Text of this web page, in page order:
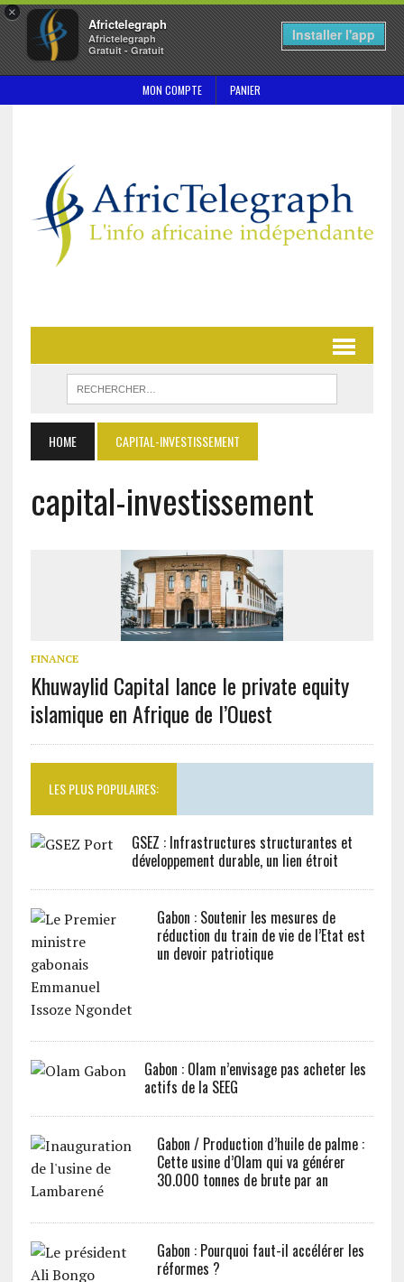
×
Africtelegraph
Africtelegraph
Gratuit - Gratuit
Installer l'app
MON COMPTE PANIER
HOME CAPITAL-INVESTISSEMENT
capital-investissement
FINANCE
Khuwaylid Capital lance le private equity
islamique en Afrique de l’Ouest
LES PLUS POPULAIRES:
GSEZ : Infrastructures structurantes et
développement durable, un lien étroit
Gabon : Soutenir les mesures de
réduction du train de vie de l’Etat est
un devoir patriotique
Gabon : Olam n’envisage pas acheter les
actifs de la SEEG
Gabon / Production d’huile de palme :
Cette usine d’Olam qui va générer
30.000 tonnes de brute par an
Gabon : Pourquoi faut-il accélérer les
réformes ?